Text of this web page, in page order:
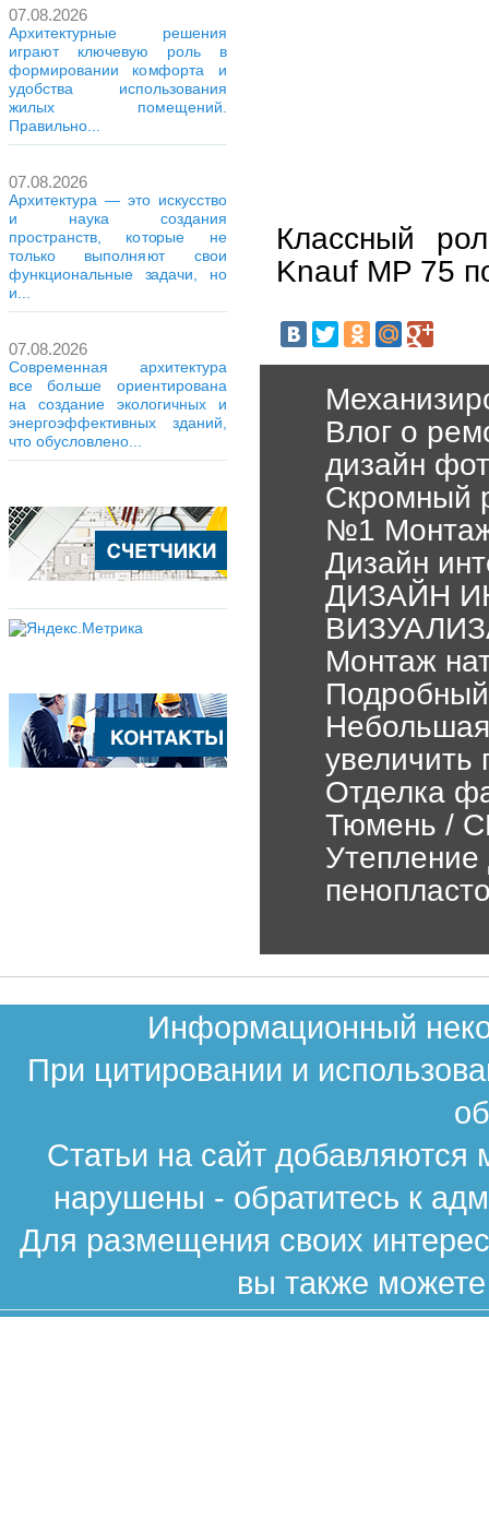
07.08.2026
Архитектурные решения
играют ключевую роль в
формировании комфорта и
удобства использования
жилых помещений.
Правильно...
07.08.2026
Архитектура — это искусство
и наука создания
пространств, которые не
только выполняют свои
функциональные задачи, но
и...
07.08.2026
Современная архитектура
все больше ориентирована
на создание экологичных и
энергоэффективных зданий,
что обусловлено...
Классный
Knauf MP 75
Влог о
дизайн
Скромный
№1
Дизайн
ДИЗАЙН
Монтаж
увеличить
Отделка
Тюмень /
Информационный
При цитировании и
Статьи на сайт
нарушены - обратитесь к
Для размещения своих
вы также